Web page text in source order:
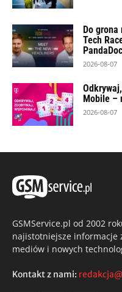
Do
Tech
PandaDoc
2026-08-07
Mobile –
2026-08-07
GSMService.pl od 2002
najistotniejsze informacje
mediów i nowych
Kontakt z nami: